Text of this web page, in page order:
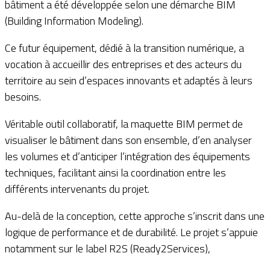
bâtiment a été développée selon une démarche BIM
(Building Information Modeling).
Ce futur équipement, dédié à la transition numérique, a
vocation à accueillir des entreprises et des acteurs du
territoire au sein d’espaces innovants et adaptés à leurs
besoins.
Véritable outil collaboratif, la maquette BIM permet de
visualiser le bâtiment dans son ensemble, d’en analyser
les volumes et d’anticiper l’intégration des équipements
techniques, facilitant ainsi la coordination entre les
différents intervenants du projet.
Au-delà de la conception, cette approche s’inscrit dans une
logique de performance et de durabilité. Le projet s’appuie
notamment sur le label R2S (Ready2Services),